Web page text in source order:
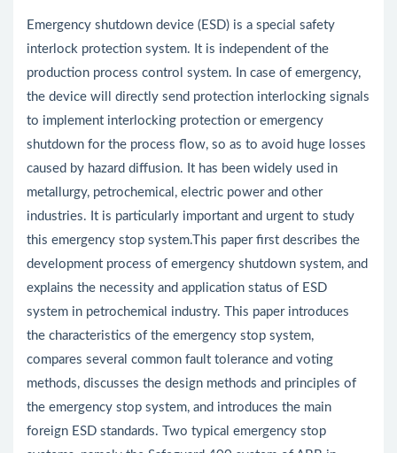
Emergency shutdown device (ESD) is a special safety
interlock protection system. It is independent of the
production process control system. In case of emergency,
the device will directly send protection interlocking signals
to implement interlocking protection or emergency
shutdown for the process flow, so as to avoid huge losses
caused by hazard diffusion. It has been widely used in
metallurgy, petrochemical, electric power and other
industries. It is particularly important and urgent to study
this emergency stop system.This paper first describes the
development process of emergency shutdown system, and
explains the necessity and application status of ESD
system in petrochemical industry. This paper introduces
the characteristics of the emergency stop system,
compares several common fault tolerance and voting
methods, discusses the design methods and principles of
the emergency stop system, and introduces the main
foreign ESD standards. Two typical emergency stop